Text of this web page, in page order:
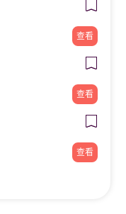
查看
查看
查看